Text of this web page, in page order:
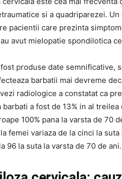
si a quadriparezei.
pacientii care prezinta
avut mielopatie spondilotica
produse date semnificative,
barbatii mai devreme
radiologice a constatat ca
barbati a fost de 13% in al
100% pana la varsta de 70
femei variaza de la cinci la
96 la suta la varsta de 70 de ani.